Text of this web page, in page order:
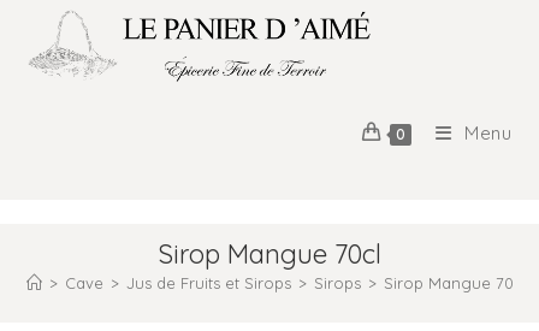
0 Menu
Sirop Mangue 70cl
> Cave > Jus de Fruits et Sirops > Sirops > Sirop Mangue 70cl